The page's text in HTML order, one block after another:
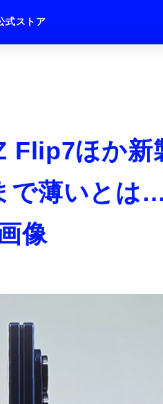
式ストア
Flip7ほか新
薄いとは…
像